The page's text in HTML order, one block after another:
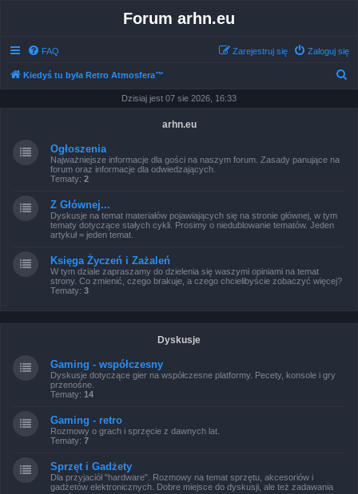
Forum arhn.eu
FAQ Zaloguj się
Zarejestruj się
Kiedyś tu była Retro Atmosfera™
Dzisiaj jest 07 sie 2026, 16:33
arhn.eu
Ogłoszenia
Najważniejsze informacje dla gości na naszym forum. Zasady panujące na
forum oraz informacje dla odwiedzających.
Tematy: 2
Z Głównej...
Dyskusje na temat materiałów pojawiających się na stronie głównej, w tym
tematy dotyczące stałych cykli. Prosimy o niedublowanie tematów. Jeden
artykuł = jeden temat.
Księga Życzeń i Zażaleń
W tym dziale zapraszamy do dzielenia się waszymi opiniami na temat
strony. Co zmienić, czego brakuje, a czego chcielibyście zobaczyć więcej?
Tematy: 3
Dyskusje
Gaming - współczesny
Dyskusje dotyczące gier na współczesne platformy. Pecety, konsole i gry
przenośne.
Tematy: 14
Gaming - retro
Rozmowy o grach i sprzęcie z dawnych lat.
Tematy: 7
Sprzęt i Gadżety
Dla przyjaciół "hardware". Rozmowy na temat sprzętu, akcesoriów i
gadżetów elektronicznych. Dobre miejsce do dyskusji, ale też zadawania